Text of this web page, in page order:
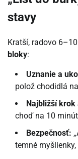
stavy
Kratší, radovo
bloky:
Uznanie a
polož chodidlá
Najbližší krok
choď na 10
Bezpečnosť:
temné